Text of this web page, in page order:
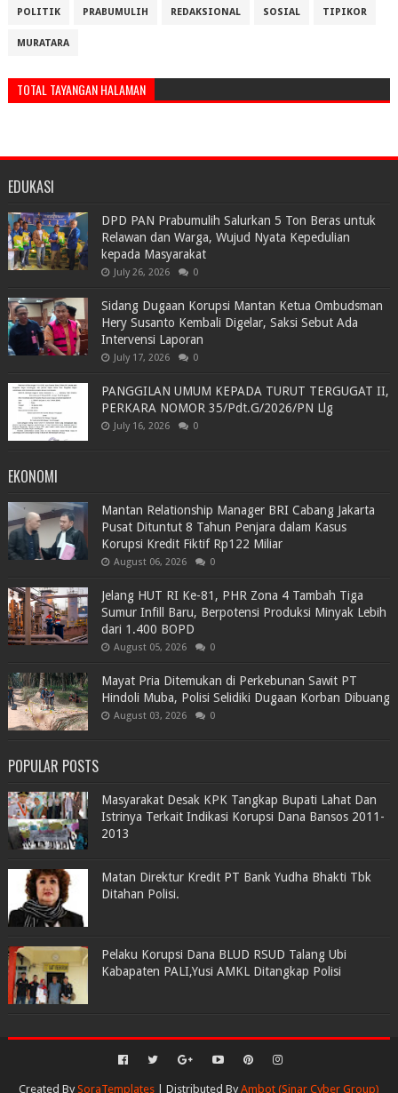
POLITIK PRABUMULIH REDAKSIONAL SOSIAL TIPIKOR
MURATARA
TOTAL TAYANGAN HALAMAN
EDUKASI
DPD PAN Prabumulih Salurkan 5 Ton Beras untuk
Relawan dan Warga, Wujud Nyata Kepedulian
kepada Masyarakat
July 26, 2026 0
Sidang Dugaan Korupsi Mantan Ketua Ombudsman
Hery Susanto Kembali Digelar, Saksi Sebut Ada
Intervensi Laporan
July 17, 2026 0
PANGGILAN UMUM KEPADA TURUT TERGUGAT II,
PERKARA NOMOR 35/Pdt.G/2026/PN Llg
July 16, 2026 0
EKONOMI
Mantan Relationship Manager BRI Cabang Jakarta
Pusat Dituntut 8 Tahun Penjara dalam Kasus
Korupsi Kredit Fiktif Rp122 Miliar
August 06, 2026 0
Jelang HUT RI Ke-81, PHR Zona 4 Tambah Tiga
Sumur Infill Baru, Berpotensi Produksi Minyak Lebih
dari 1.400 BOPD
August 05, 2026 0
Mayat Pria Ditemukan di Perkebunan Sawit PT
Hindoli Muba, Polisi Selidiki Dugaan Korban Dibuang
August 03, 2026 0
POPULAR POSTS
Masyarakat Desak KPK Tangkap Bupati Lahat Dan
Istrinya Terkait Indikasi Korupsi Dana Bansos 2011-
2013
Matan Direktur Kredit PT Bank Yudha Bhakti Tbk
Ditahan Polisi.
Pelaku Korupsi Dana BLUD RSUD Talang Ubi
Kabapaten PALI,Yusi AMKL Ditangkap Polisi
Created By SoraTemplates| Distributed By Ambot (Sinar Cyber Group)